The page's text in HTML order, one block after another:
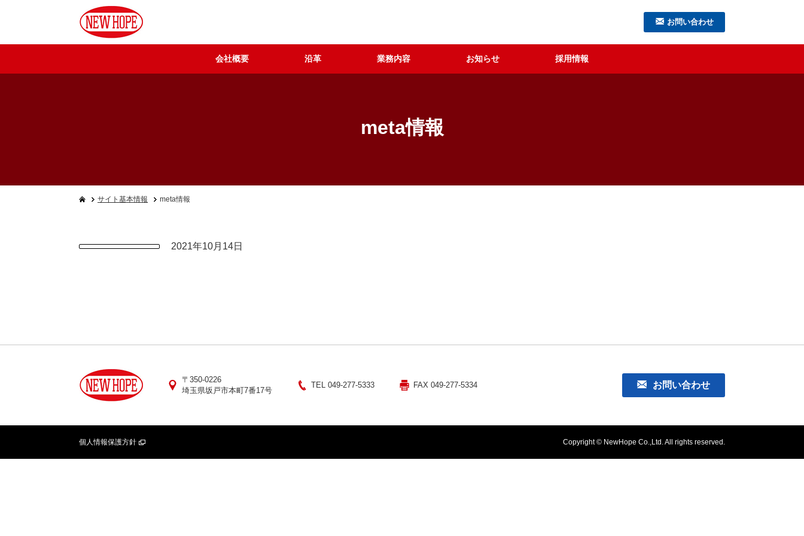
お問い合わせ
会社概要 沿革 業務内容 お知らせ 採用情報
meta情報
サイト基本情報 meta情報
2021年10月14日
〒350-0226
埼玉県坂戸市本町7番17号
TEL 049-277-5333 FAX 049-277-5334 お問い合わせ
個人情報保護方針 Copyright © NewHope Co.,Ltd. All rights reserved.